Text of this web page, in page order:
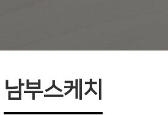
남부스케치